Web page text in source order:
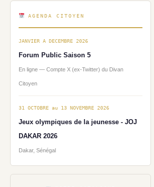
AGENDA CITOYEN
JANVIER A DECEMBRE 2026
Forum Public Saison 5
En ligne — Compte X (ex-Twitter) du Divan
Citoyen
31 OCTOBRE au 13 NOVEMBRE 2026
Jeux olympiques de la jeunesse - JOJ
DAKAR 2026
Dakar, Sénégal